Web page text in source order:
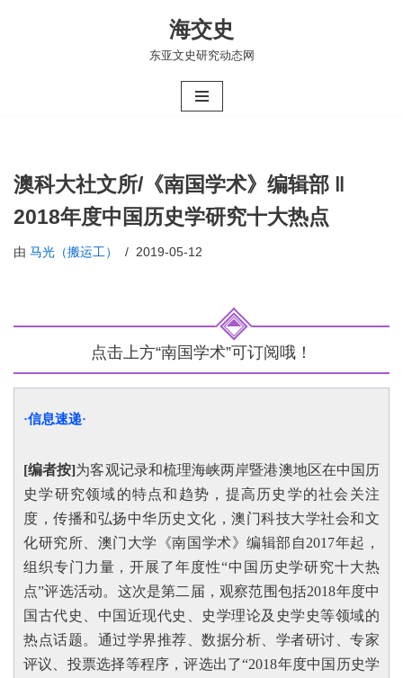
海交史
东亚文史研究动态网
澳科大社文所/《南国学术》编辑部 ‖
2018年度中国历史学研究十大热点
由 马光（搬运工） 2019-05-12
点击上方“南国学术”可订阅哦！
·信息速递·
[编者按]为客观记录和梳理海峡两岸暨港澳地区在中国历
史学研究领域的特点和趋势，提高历史学的社会关注
度，传播和弘扬中华历史文化，澳门科技大学社会和文
化研究所、澳门大学《南国学术》编辑部自2017年起，
组织专门力量，开展了年度性“中国历史学研究十大热
点”评选活动。这次是第二届，观察范围包括2018年度中
国古代史、中国近现代史、史学理论及史学史等领域的
热点话题。通过学界推荐、数据分析、学者研讨、专家
评议、投票选择等程序，评选出了“2018年度中国历史学